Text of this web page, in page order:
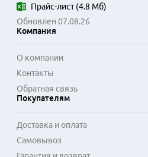
Прайс-лист(4.8 Мб)
Обновлен 07.08.26
Компания
О компании
Контакты
Обратная связь
Покупателям
Доставка и оплата
Самовывоз